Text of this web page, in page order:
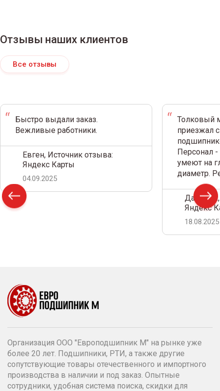
Отзывы наших клиентов
Все отзывы
Быстро выдали заказ.
Вежливые работники.
Евген, Источник отзыва:
Яндекс Карты
04.09.2025
Толковый
приезжал
Персонал
умеют на
диаметр.
Дамир
Яндекс
18.08.2025
Организация ООО "Европодшипник М" на рынке уже
более 20 лет. Подшипники, РТИ, а также другие
сопутствующие товары отечественного и импортного
производства в наличии и под заказ. Опытные
сотрудники, удобная система поиска, скидки для